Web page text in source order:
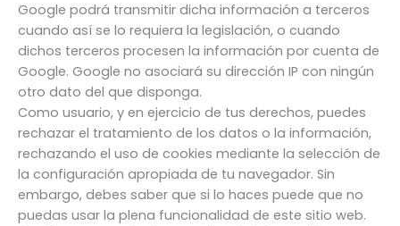
Google podrá transmitir dicha información a terceros
cuando así se lo requiera la legislación, o cuando
dichos terceros procesen la información por cuenta de
Google. Google no asociará su dirección IP con ningún
otro dato del que disponga.
Como usuario, y en ejercicio de tus derechos, puedes
rechazar el tratamiento de los datos o la información,
rechazando el uso de cookies mediante la selección de
la configuración apropiada de tu navegador. Sin
embargo, debes saber que si lo haces puede que no
puedas usar la plena funcionalidad de este sitio web.